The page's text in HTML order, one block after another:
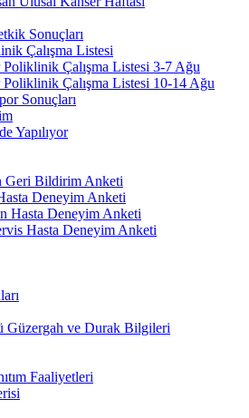
Sonuçları
Çalışma Listesi
Çalışma Listesi 3-7 Ağu
Çalışma Listesi 10-14 Ağu
Sonuçları
Yapılıyor
Geri Bildirim Anketi
Deneyim Anketi
Hasta Deneyim Anketi
Hasta Deneyim Anketi
Güzergah ve Durak Bilgileri
Faaliyetleri